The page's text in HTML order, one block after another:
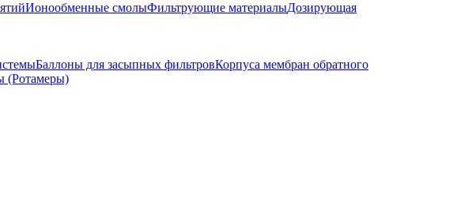
Ионообменные смолыФильтрующие материалыДозирующая
Баллоны для засыпных фильтровКорпуса мембран обратного
(Ротамеры)